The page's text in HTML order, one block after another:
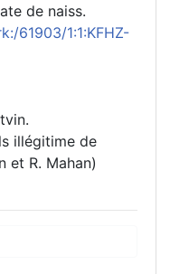
de naiss.
61903/1:1:KFHZ-
illégitime de
et R. Mahan)